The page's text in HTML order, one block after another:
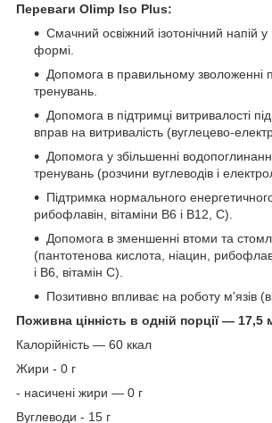
Переваги Olimp Iso Plus:
Смачний освіжний ізотонічний напій
формі.
Допомога в правильному зволоженні
тренувань.
Допомога в підтримці витривалості
вправ на витривалість (вуглецево-
Допомога у збільшенні
тренувань (розчини вуглеводів і
Підтримка нормального енергетичного
рибофлавін, вітаміни B6 і B12, C).
Допомога в зменшенні втоми та
(пантотенова кислота, ніацин,
і B6, вітамін C).
Позитивно впливає на роботу м'язів
Поживна цінність в одній порції — 17,5
Калорійність — 60 ккал
Жири - 0 г
- насичені жири — 0 г
Вуглеводи - 15 г